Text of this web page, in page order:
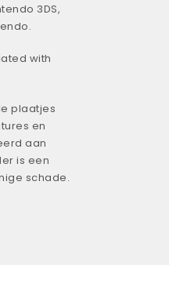
3DS,
with
plaatjes
en
aan
is een
schade.